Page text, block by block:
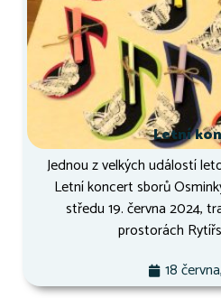
Letní
Jednou z velkých událostí
Letní koncert sborů
středu 19. června 2024,
prostorách
18